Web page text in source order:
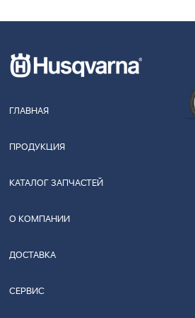
ГЛАВНАЯ
ПРОДУКЦИЯ
КАТАЛОГ ЗАПЧАСТЕЙ
О КОМПАНИИ
ДОСТАВКА
СЕРВИС